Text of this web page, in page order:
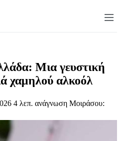
Μια γευστική
χαμηλού αλκοόλ
4 λεπ. ανάγνωση Μοιράσου: